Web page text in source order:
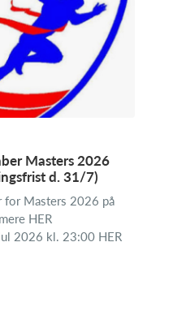
Masters 2026
d. 31/7)
for Masters 2026 på
HER
2026 kl. 23:00 HER